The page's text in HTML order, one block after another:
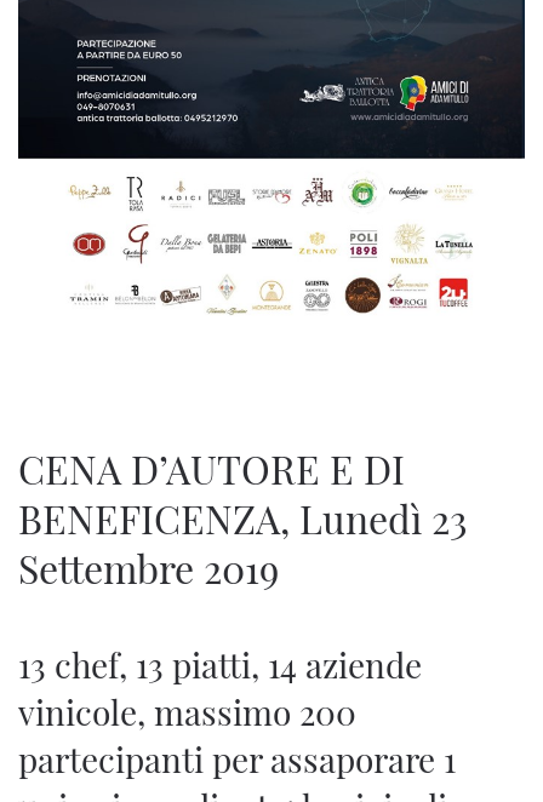
CENA D’AUTORE E DI
BENEFICENZA, Lunedì 23
Settembre 2019
13 chef, 13 piatti, 14 aziende
vinicole, massimo 200
partecipanti per assaporare 1